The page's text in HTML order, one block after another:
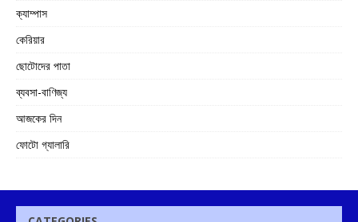
ক্যাম্পাস
কেরিয়ার
ছোটোদের পাতা
ব্যবসা-বাণিজ্য
আজকের দিন
ফোটো গ্যালারি